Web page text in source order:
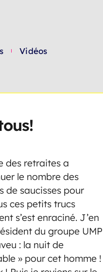
Vidéos
des retraites a
le nombre des
de saucisses pour
ces petits trucs
s’est enraciné. J’en
du groupe UMP
: la nuit de
» pour cet homme !